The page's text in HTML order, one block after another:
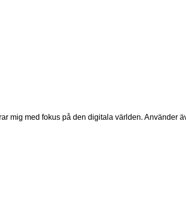
mig med fokus på den digitala världen. Använder